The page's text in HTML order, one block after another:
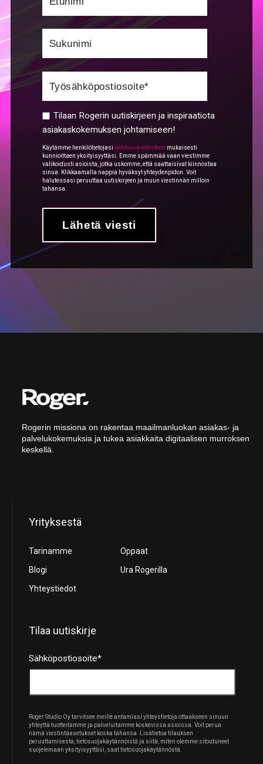
Tilaan Rogerin uutiskirjeen ja inspiraatiota
asiakaskokemuksen johtamiseen!
Käytämme henkilötietojasi tietoturvaselosteen mukaisesti
kunnioittaen yksityisyyttäsi. Emme spämmää vaan viestimme
valikoidusti asioista, jotka uskomme, että saattaisivat kiinnostaa
sinua. Klikkaamalla nappia hyväksyt yhteydenpidon. Voit
halutessasi peruuttaa uutiskirjeen ja muun viestinnän milloin
tahansa.
Rogerin missiona on rakentaa maailmanluokan asiakas- ja
palvelukokemuksia ja tukea asiakkaita digitaalisen murroksen
keskellä.
Yrityksestä
Tarinamme
Oppaat
Blogi
Ura Rogerilla
Yhteystiedot
Tilaa uutiskirje
Sähköpostiosoite*
Roger Studio Oy tarvitsee meille antamiasi yhteystietoja ottaakseen sinuun
yhteyttä tuotteitamme ja palveluitamme koskevissa asioissa. Voit perua
nämä viestintäasetukset koska tahansa. Lisätietoa tilauksen
peruuttamisesta, tietosuojakäytännöistä ja siitä, miten olemme sitoutuneet
suojelemaan yksityisyyttäsi, saat tietosuojakäytännöstä.